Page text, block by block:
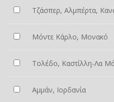
Τζάσπερ, Αλμπέρτα,
Μόντε Κάρλο, Μονακό
Τολέδο, Καστίλλη-Λα
Αμμάν, Ιορδανία